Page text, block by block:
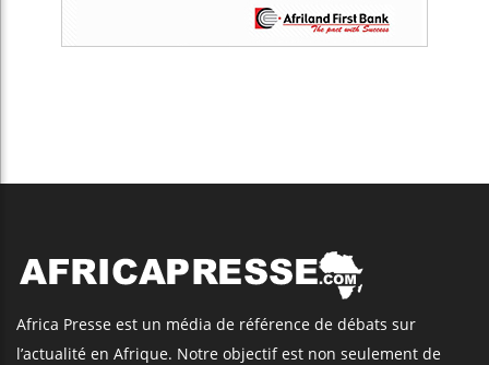
Africa Presse est un média de référence de débats sur
l’actualité en Afrique. Notre objectif est non seulement de